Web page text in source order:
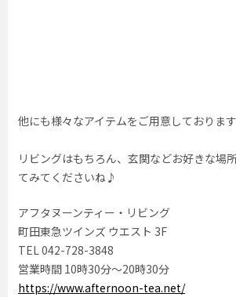
他にも様々なアイテムをご用意しております
リビングはもちろん、玄関などお好きな場
てみてくださいね♪
アフタヌーンティー・リビング
町田東急ツインズ ウエスト 3F
TEL 042-728-3848
営業時間 10時30分〜20時30分
https://www.afternoon-tea.net/